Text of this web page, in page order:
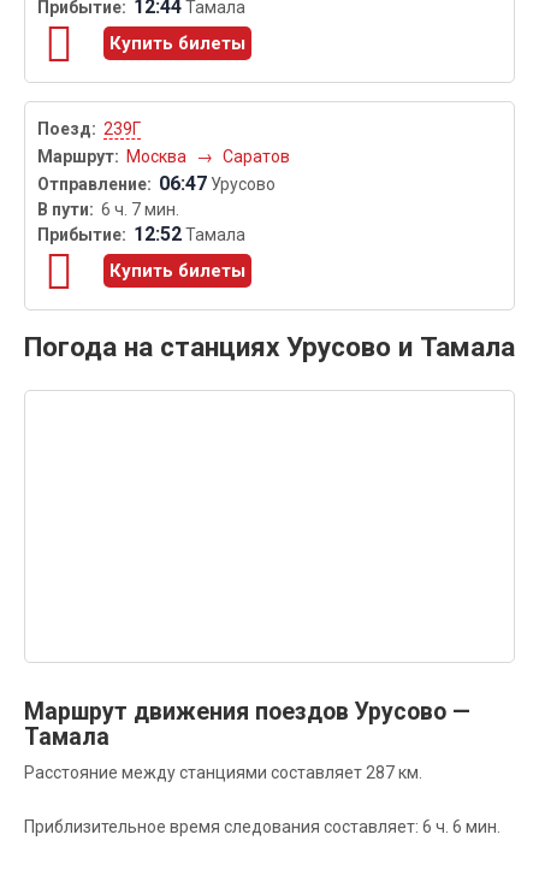
12:44Тамала
Купить билеты
239Г
Москва
→ Саратов
06:47 Урусово
6 ч. 7 мин.
12:52Тамала
Купить билеты
Погода на станциях Урусово и Тамала
Маршрут движения поездов Урусово —
Тамала
Расстояние между станциями составляет 287 км.
Приблизительное время следования составляет: 6 ч. 6 мин.